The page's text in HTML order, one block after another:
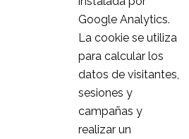
Google Analytics.
La cookie se utiliza
para calcular los
datos de visitantes,
sesiones y
campañas y
realizar un